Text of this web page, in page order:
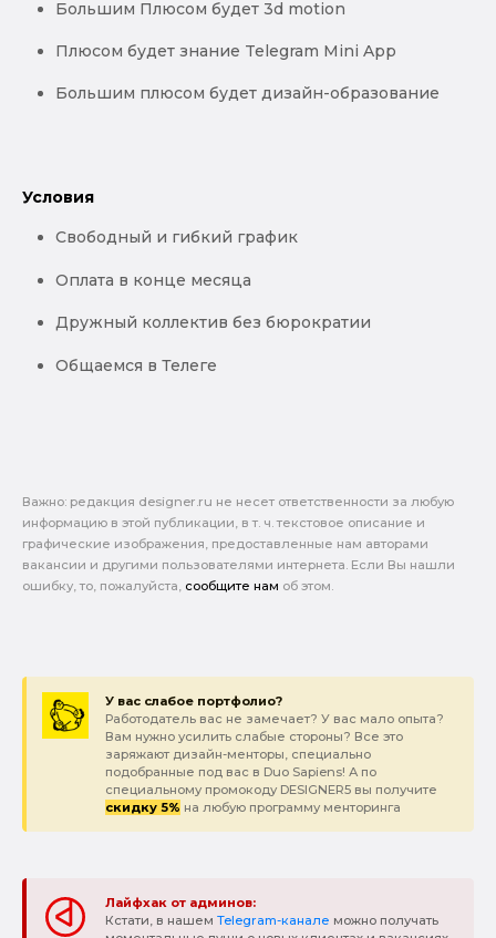
Большим Плюсом будет 3d motion
Плюсом будет знание Telegram Mini App
Большим плюсом будет дизайн-образование
Условия
Свободный и гибкий график
Оплата в конце месяца
Дружный коллектив без бюрократии
Общаемся в Телеге
Важно: pедакция designer.ru не несет ответственности за любую
информацию в этой публикации, в т. ч. текстовое описание и
графические изображения, предоставленные нам авторами
вакансии и другими пользователями интернета. Если Вы нашли
ошибку, то, пожалуйста, сообщите нам об этом.
У вас слабое портфолио?
Работодатель вас не замечает? У вас мало опыта?
Вам нужно усилить слабые стороны? Все это
заряжают дизайн-менторы, специально
подобранные под вас в Duo Sapiens! А по
специальному промокоду DESIGNER5 вы получите
скидку 5% на любую программу менторинга
Лайфхак от админов:
Кстати, в нашем Telegram-канале можно получать